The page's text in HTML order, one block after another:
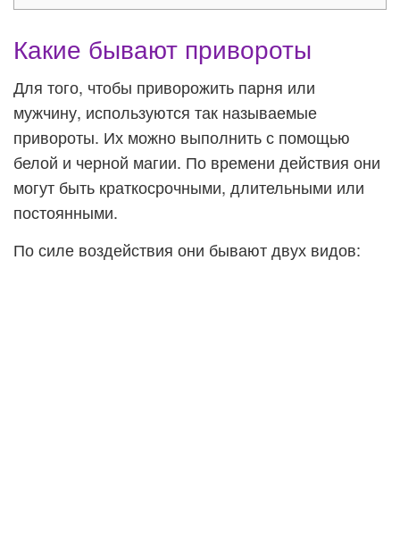
Какие бывают привороты
Для того, чтобы приворожить парня или
мужчину, используются так называемые
привороты. Их можно выполнить с помощью
белой и черной магии. По времени действия они
могут быть краткосрочными, длительными или
постоянными.
По силе воздействия они бывают двух видов: